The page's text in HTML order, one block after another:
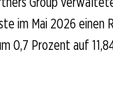
im Mai 2026 einen
0,7 Prozent auf